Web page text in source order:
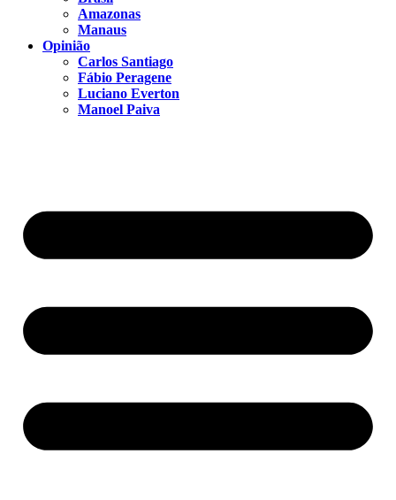
Amazonas
Manaus
Opinião
Carlos Santiago
Fábio Peragene
Luciano Everton
Manoel Paiva